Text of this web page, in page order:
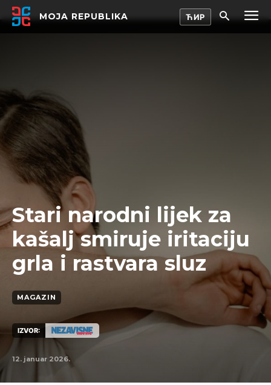
MOJA REPUBLIKA
Stari narodni lijek za
kašalj smiruje iritaciju
grla i rastvara sluz
MAGAZIN
IZVOR:
12. januar 2026.